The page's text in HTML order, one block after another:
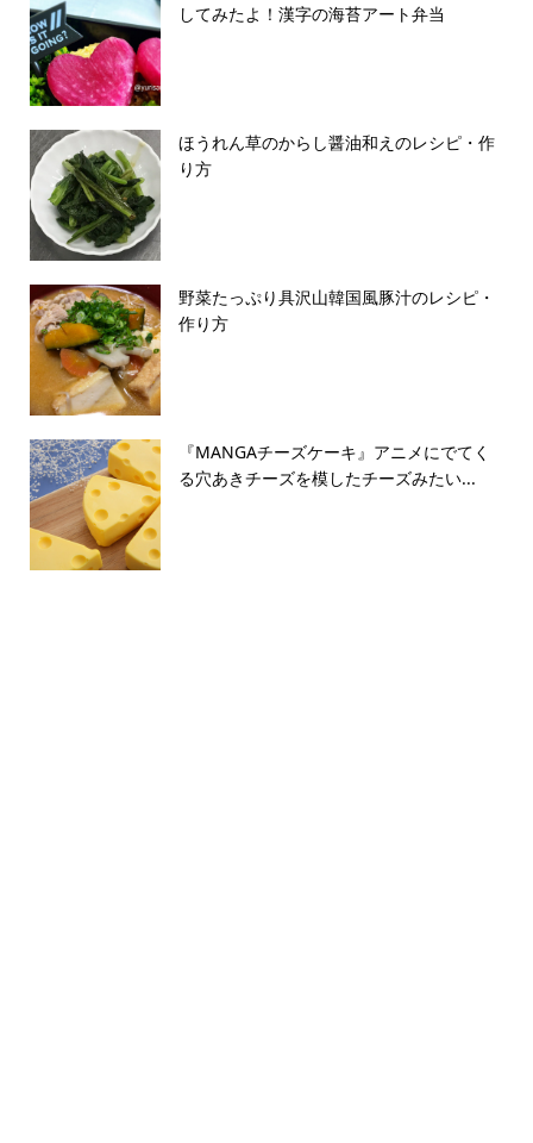
してみたよ！漢字の海苔アート弁当
ほうれん草のからし醤油和えのレシピ・作
り方
野菜たっぷり具沢山韓国風豚汁のレシピ・
作り方
『MANGAチーズケーキ』アニメにでてく
る穴あきチーズを模したチーズみたい...